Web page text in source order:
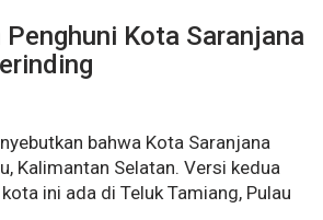
Penghuni Kota Saranjana
bahwa Kota Saranjana
Kalimantan Selatan. Versi kedua
ini ada di Teluk Tamiang, Pulau